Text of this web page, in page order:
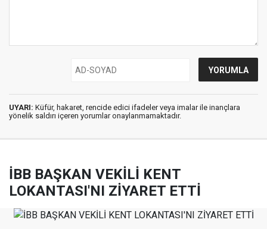
UYARI: Küfür, hakaret, rencide edici ifadeler veya imalar ile inançlara
yönelik saldırı içeren yorumlar onaylanmamaktadır.
İBB BAŞKAN VEKİLİ KENT
LOKANTASI'NI ZİYARET ETTİ